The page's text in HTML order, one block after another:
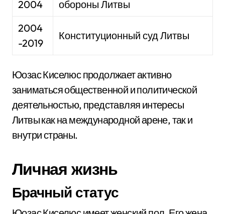
2004
обороны Литвы
2004
-2019
Конституционный суд Литвы
Юозас Киселюс продолжает активно
заниматься общественной и политической
деятельностью, представляя интересы
Литвы как на международной арене, так и
внутри страны.
Личная жизнь
Брачный статус